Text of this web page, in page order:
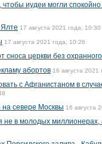
иудеи могли
Ялте 17 августа 2021 года, 10:30
17 августа 2021 года, 10:26
церкви без охранного
абортов 16 августа 2021
с Афганистаном в
на севере Москвы 16 августа
в молодых миллионерах,